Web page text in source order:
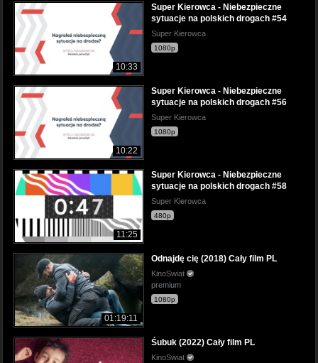
10:33
Super Kierowca - Niebezpieczne
sytuacje na polskich drogach #54
Super Kierowca
1080p
10:22
Super Kierowca - Niebezpieczne
sytuacje na polskich drogach #56
Super Kierowca
1080p
11:25
Super Kierowca - Niebezpieczne
sytuacje na polskich drogach #58
Super Kierowca
480p
01:19:11
Odnajdę cię (2018) Cały film PL
KinoSwiat
premium
1080p
Śubuk (2022) Cały film PL
KinoSwiat